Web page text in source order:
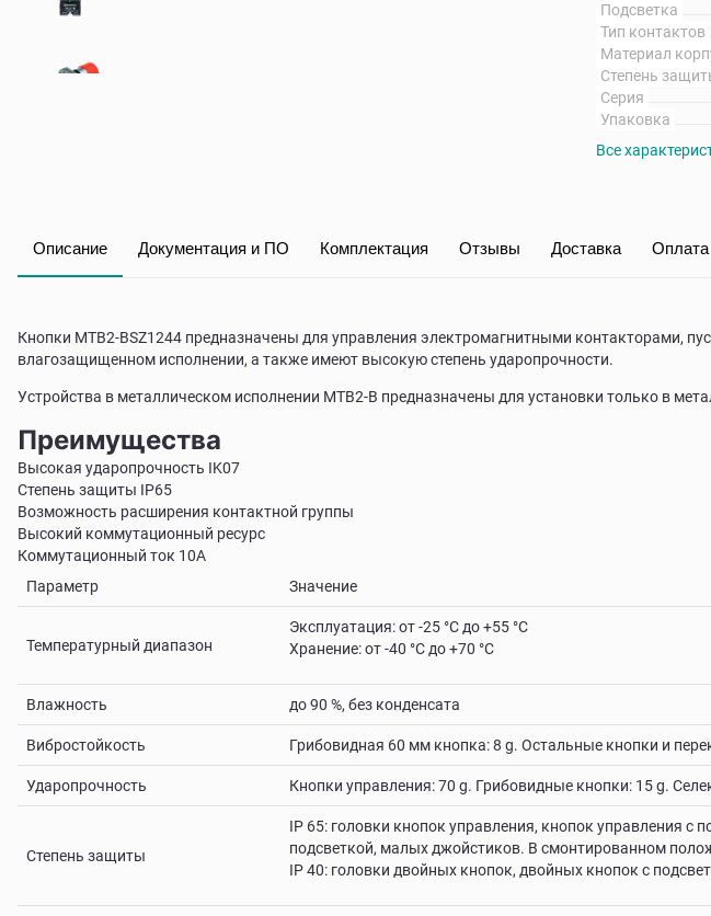
Подсветка
Тип контактов
Материал
Степень
Серия
Упаковка
Все
Описание Документация и ПО Комплектация Отзывы Доставка Оплата
Кнопки MTB2-BSZ1244 предназначены для управления электромагнитными контакторами,
влагозащищенном исполнении, а также имеют высокую степень ударопрочности.
Устройства в металлическом исполнении MTB2-B предназначены для установки только в
Преимущества
Высокая ударопрочность IK07
Степень защиты IP65
Возможность расширения контактной группы
Высокий коммутационный ресурс
Коммутационный ток 10А
Параметр
Значение
Температурный диапазон
Эксплуатация: от -25 °C до +55 °C
Хранение: от -40 °C до +70 °C
Влажность до 90 %, без конденсата
Вибростойкость Грибовидная 60 мм кнопка: 8 g. Остальные кнопки и
Ударопрочность Кнопки управления: 70 g. Грибовидные кнопки: 15 g.
Степень защиты
IP 65: головки кнопок управления, кнопок управления с
подсветкой, малых джойстиков. В смонтированном
IP 40: головки двойных кнопок, двойных кнопок с